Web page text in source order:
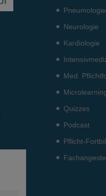
Pneumo­logie
Neurologie
Kardiologie
Med.
Quizzes
Podcast
Pflicht-